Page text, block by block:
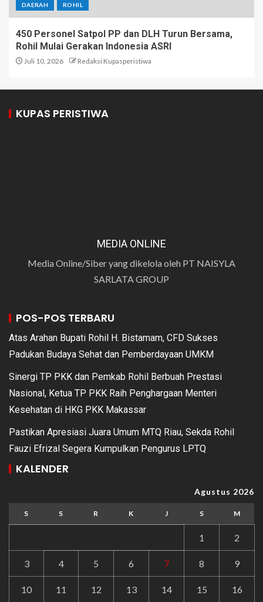
DAERAH ROHIL
450 Personel Satpol PP dan DLH Turun Bersama,
Rohil Mulai Gerakan Indonesia ASRI
Juli 10, 2026 Redaksi Kupasperistiwa
KUPAS PERISTIWA
MEDIA ONLINE
Media Online/Siber yang dikelola oleh PT NAISYLA
SARLATA GROUP
POS-POS TERBARU
Atas Arahan Bupati Rohil H. Bistamam, CFD Sukses
Padukan Budaya Sehat dan Pemberdayaan UMKM
Sinergi TP PKK dan Pemkab Rohil Berbuah Prestasi
Nasional, Ketua TP PKK Raih Penghargaan Menteri
Kesehatan di HKG PKK Makassar
Pastikan Apresiasi Juara Umum MTQ Riau, Sekda Rohil
Fauzi Efrizal Segera Kumpulkan Pengurus LPTQ
KALENDER
Agustus 2026
S S R K J S M
1 2
3 4 5 6 7 8 9
10 11 12 13 14 15 16